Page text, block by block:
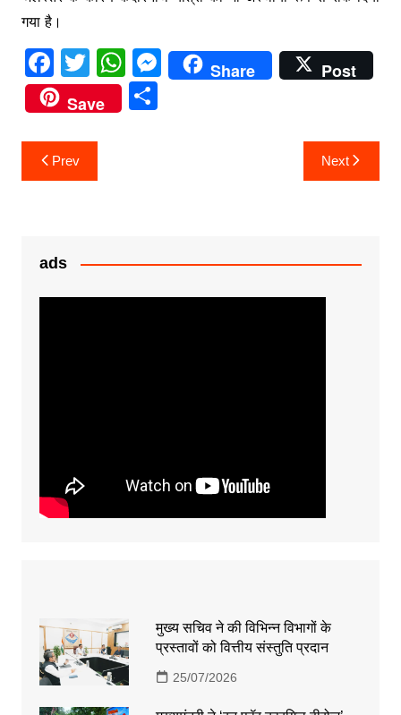
गया है।
F
a
c
e
b
k
T
w
itt
er
W
h
at
M
e
er
Share
Post
Save
S
Post
navigation
Prev Next
ads
मुख्य सचिव ने की विभिन्न विभागों के
प्रस्तावों को वित्तीय संस्तुति प्रदान
25/07/2026